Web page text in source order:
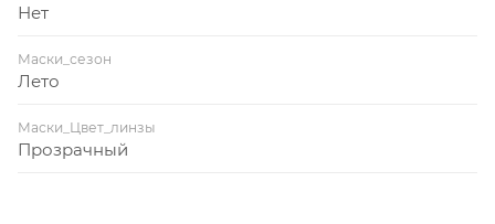
Нет
Маски_сезон
Лето
Маски_Цвет_линзы
Прозрачный